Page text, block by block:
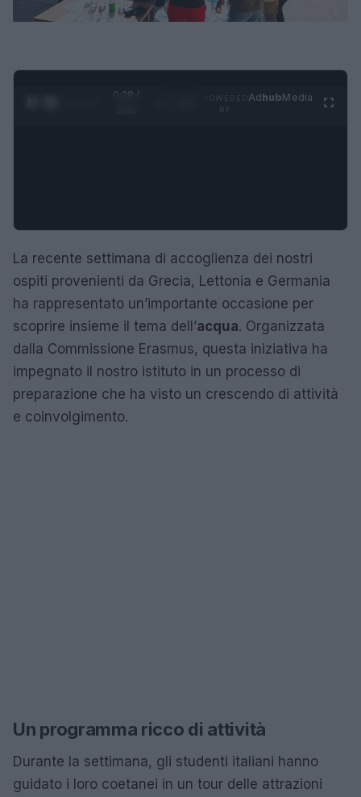
0:29 /
AdhubMedia
La recente settimana di accoglienza dei nostri
ospiti provenienti da Grecia, Lettonia e Germania
ha rappresentato un’importante occasione per
scoprire insieme il tema dell’acqua. Organizzata
dalla Commissione Erasmus, questa iniziativa ha
impegnato il nostro istituto in un processo di
preparazione che ha visto un crescendo di attività
e coinvolgimento.
Un programma ricco di attività
Durante la settimana, gli studenti italiani hanno
guidato i loro coetanei in un tour delle attrazioni